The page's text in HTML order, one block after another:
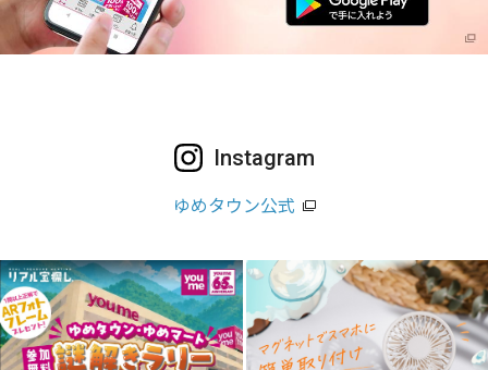
Instagram
ゆめタウン公式